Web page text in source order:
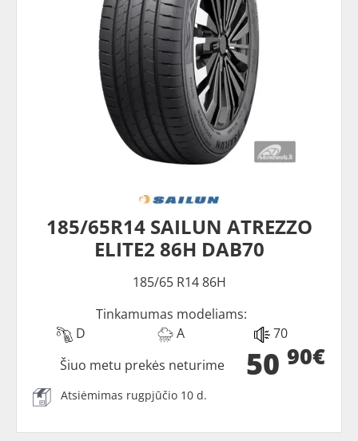
185/65R14 SAILUN ATREZZO
ELITE2 86H DAB70
185/65 R14 86H
Tinkamumas modeliams:
D
A 70
50 90€
Šiuo metu prekės neturime
Atsiėmimas rugpjūčio 10 d.